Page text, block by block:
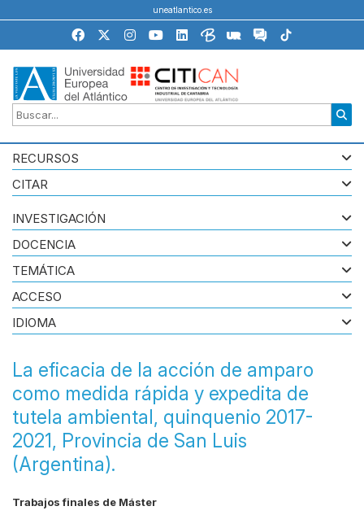
uneatlantico.es
RECURSOS
CITAR
La eficacia de la acción de amparo
como medida rápida y expedita de
tutela ambiental, quinquenio 2017-
2021, Provincia de San Luis
(Argentina).
Trabajos finales de Máster
INVESTIGACIÓN
DOCENCIA
TEMÁTICA
ACCESO
IDIOMA